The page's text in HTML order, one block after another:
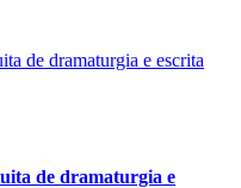
de dramaturgia e